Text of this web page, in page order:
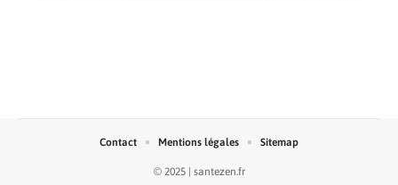
© 2025 | santezen.fr
Contact Mentions légales Sitemap